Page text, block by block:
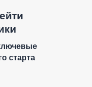
старта